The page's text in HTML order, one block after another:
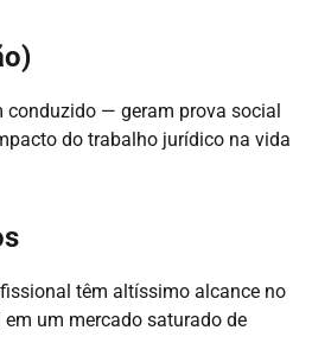
conduzido — geram prova social
do trabalho jurídico na vida
têm altíssimo alcance no
um mercado saturado de